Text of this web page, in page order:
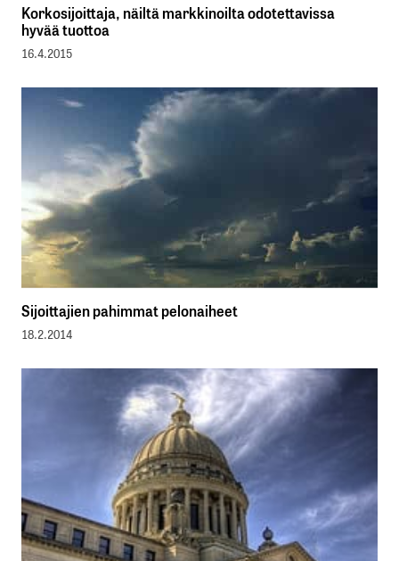
Korkosijoittaja, näiltä markkinoilta odotettavissa
hyvää tuottoa
16.4.2015
Sijoittajien pahimmat pelonaiheet
18.2.2014